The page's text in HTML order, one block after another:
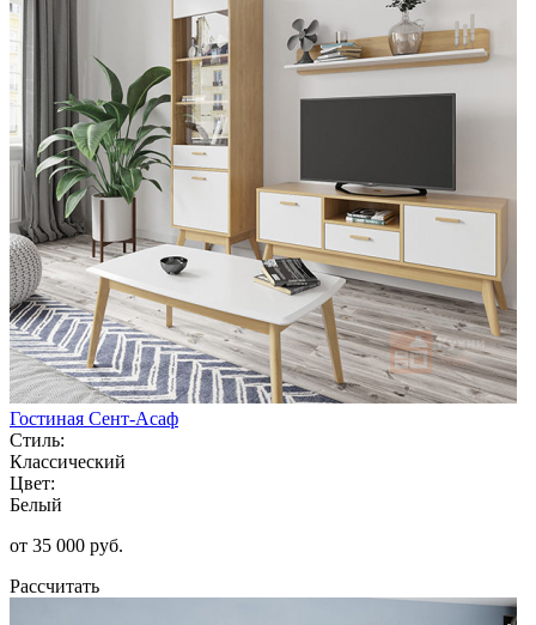
Гостиная Сент-Асаф
Стиль:
Классический
Цвет:
Белый
от 35 000 руб.
Рассчитать